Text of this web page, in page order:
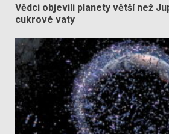
Vědci objevili planety větší než
cukrové vaty